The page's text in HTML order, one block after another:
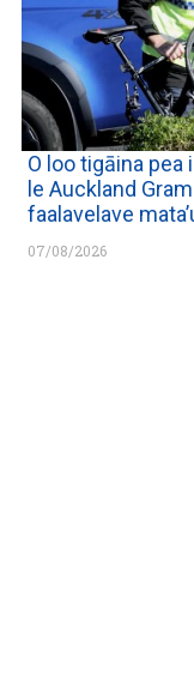
O loo tigāina pea
le Auckland
faalavelave
07/08/2026